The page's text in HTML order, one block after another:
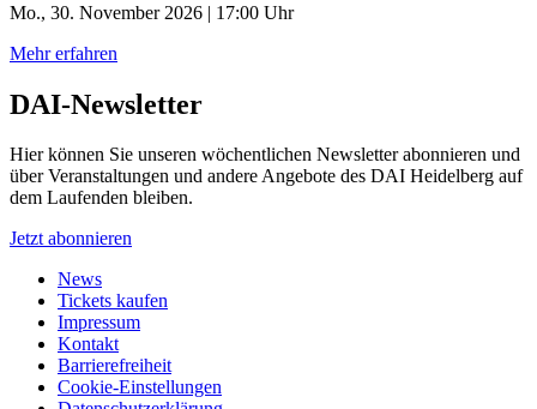
Mo., 30. November 2026 | 17:00 Uhr
Mehr erfahren
DAI-Newsletter
Hier können Sie unseren wöchentlichen Newsletter abonnieren und
über Veranstaltungen und andere Angebote des DAI Heidelberg auf
dem Laufenden bleiben.
Jetzt abonnieren
News
Tickets kaufen
Impressum
Kontakt
Barrierefreiheit
Cookie-Einstellungen